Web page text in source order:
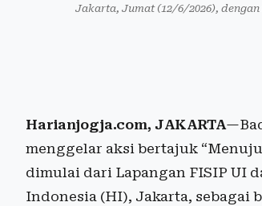
Jakarta, Jumat (12/6/2026),
Harianjogja.com, JAKARTA
menggelar aksi bertajuk
dimulai dari Lapangan FISIP UI
Indonesia (HI), Jakarta, sebagai